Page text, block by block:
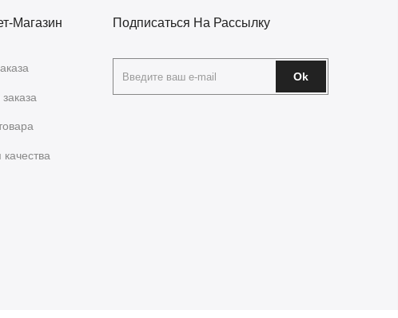
Магазин
качества
Подписаться На Рассылку
Ok